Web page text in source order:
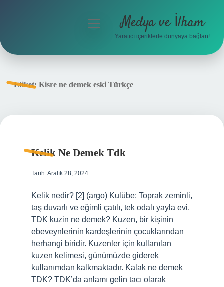
menüyü
Medya ve İlham
Yaratıcı içeriklerle dünyaya bağlan!
Etiket: Kisre ne demek eski Türkçe
Kelik Ne Demek Tdk
Tarih: Aralık 28, 2024
Kelik nedir? [2] (argo) Kulübe: Toprak zeminli,
taş duvarlı ve eğimli çatılı, tek odalı yayla evi.
TDK kuzin ne demek? Kuzen, bir kişinin
ebeveynlerinin kardeşlerinin çocuklarından
herhangi biridir. Kuzenler için kullanılan
kuzen kelimesi, günümüzde giderek
kullanımdan kalkmaktadır. Kalak ne demek
TDK? TDK’da anlamı gelin tacı olarak